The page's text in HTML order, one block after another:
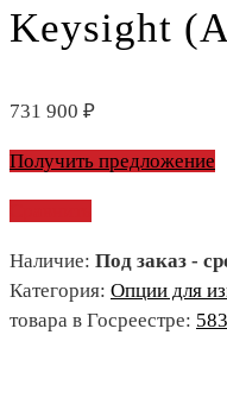
Keysight
731 900 ₽
Получить предложение
Наличие: Под заказ -
Категория: Опции для
товара в Госреестре: